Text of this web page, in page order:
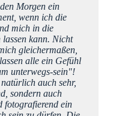
Morgen ein
wenn ich die
mich in die
kann. Nicht
gleichermaßen,
alle ein Gefühl
unterwegs-sein"!
auch sehr,
sondern auch
fotografierend ein